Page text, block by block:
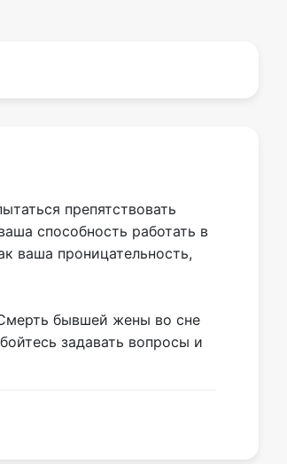
препятствовать
способность работать в
ваша проницательность,
бывшей жены во сне
задавать вопросы и